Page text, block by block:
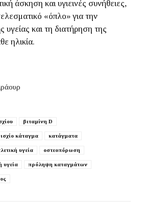
άσκηση και υγιεινές συνήθειες,
«όπλο» για την
υγείας και τη διατήρηση της
ηλικία.
βιταμίνη D
ισχίο κάταγμα κατάγματα
υγεία οστεοπόρωση
υγεία πρόληψη καταγμάτων